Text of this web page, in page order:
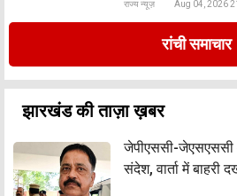
राज्य न्यूज़ Aug 04, 2026
रांची समाचार
झारखंड की ताज़ा ख़बर
जेपीएससी-
संदेश, वार्ता में बाहरी